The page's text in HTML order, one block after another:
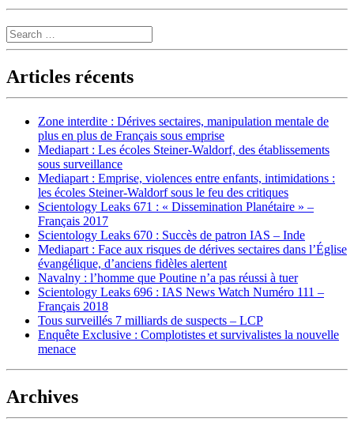
Search
Articles récents
Zone interdite : Dérives sectaires, manipulation mentale de
plus en plus de Français sous emprise
Mediapart : Les écoles Steiner-Waldorf, des établissements
sous surveillance
Mediapart : Emprise, violences entre enfants, intimidations :
les écoles Steiner-Waldorf sous le feu des critiques
Scientology Leaks 671 : « Dissemination Planétaire » –
Français 2017
Scientology Leaks 670 : Succès de patron IAS – Inde
Mediapart : Face aux risques de dérives sectaires dans l’Église
évangélique, d’anciens fidèles alertent
Navalny : l’homme que Poutine n’a pas réussi à tuer
Scientology Leaks 696 : IAS News Watch Numéro 111 –
Français 2018
Tous surveillés 7 milliards de suspects – LCP
Enquête Exclusive : Complotistes et survivalistes la nouvelle
menace
Archives